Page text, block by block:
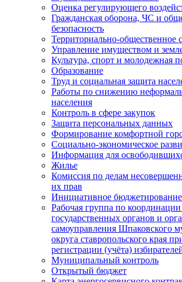
Оценка регулирующего
Гражданская оборона, ЧС и
безопасность
Территориально-общественное
Управление имуществом и
Культура, спорт и молодежная
Образование
Труд и социальная защита
Работы по снижению
населения
Контроль в сфере закупок
Защита персональных данных
Формирование комфортной
Социально-экономическое
Информация для
Жилье
Комиссия по делам
их прав
Инициативное бюджетирование
Рабочая группа по координации
государственных органов и
самоуправления Шпаковского
округа ставропольского края
регистрации (учёта)
Муниципальный контроль
Открытый бюджет